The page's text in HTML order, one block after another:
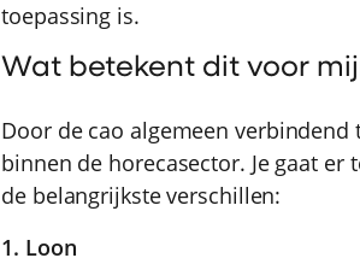
toepassing is.
Wat betekent dit voor
Door de cao algemeen
binnen de horecasector. Je gaat
de belangrijkste verschillen:
1. Loon